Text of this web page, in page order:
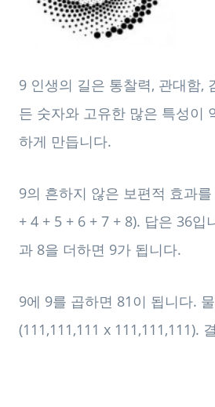
9 인생의 길은 통찰력, 관대함,
든 숫자와 고유한 많은 특성이
하게 만듭니다.
9의 흔하지 않은 보편적 효과
+ 4 + 5 + 6 + 7 + 8). 답은 36
과 8을 더하면 9가 됩니다.
9에 9를 곱하면 81이 됩니다.
(111,111,111 x 111,111,111).